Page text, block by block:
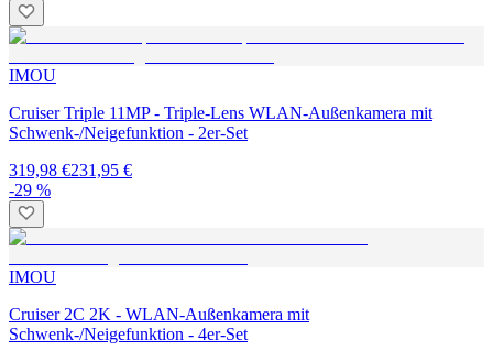
IMOU
Cruiser Triple 11MP - Triple-Lens WLAN-Außenkamera mit
Schwenk-/Neigefunktion - 2er-Set
319,98 €231,95 €
-29 %
IMOU
Cruiser 2C 2K - WLAN-Außenkamera mit
Schwenk-/Neigefunktion - 4er-Set